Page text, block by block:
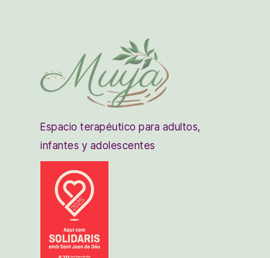
Espacio terapéutico para adultos,
infantes y adolescentes